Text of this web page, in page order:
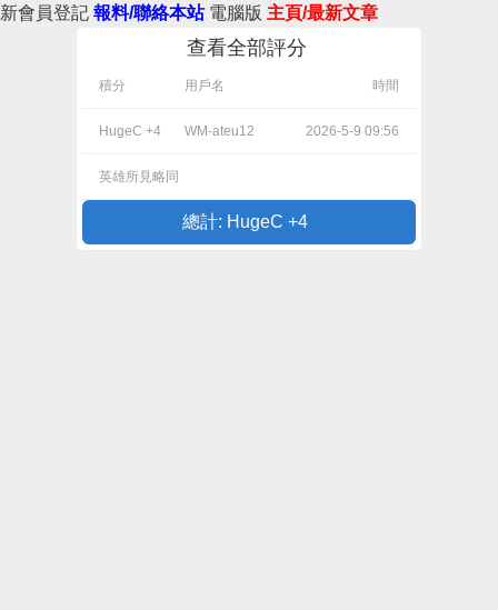
新會員登記 報料/聯絡本站 電腦版 主頁/最新文章
查看全部評分
積分 用戶名 時間
HugeC +4 WM-ateu12 2026-5-9 09:56
英雄所見略同
總計: HugeC +4